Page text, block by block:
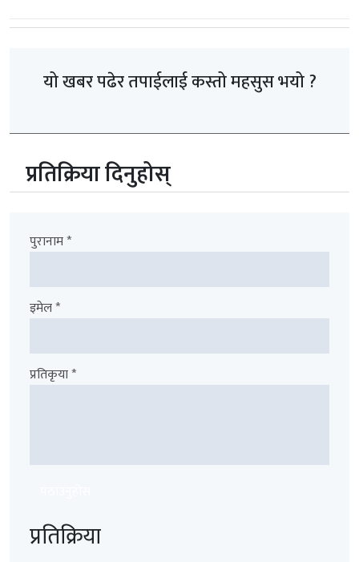
यो खबर पढेर तपाईलाई कस्तो महसुस भयो ?
प्रतिक्रिया दिनुहोस्
पुरानाम *
इमेल *
प्रतिकृया *
प्रतिक्रिया